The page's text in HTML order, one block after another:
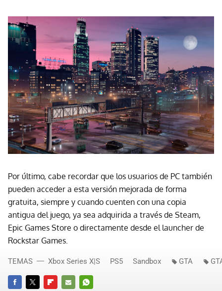
Por último, cabe recordar que los usuarios de PC también
pueden acceder a esta versión mejorada de forma
gratuita, siempre y cuando cuenten con una copia
antigua del juego, ya sea adquirida a través de Steam,
Epic Games Store o directamente desde el launcher de
Rockstar Games.
TEMAS Xbox Series X|S PS5 Sandbox GTA